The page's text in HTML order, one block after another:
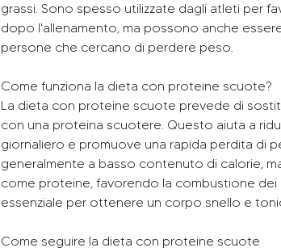
grassi. Sono spesso utilizzate dagli atleti per
dopo l'allenamento, ma possono anche
persone che cercano di perdere peso.
Come funziona la dieta con proteine scuote?
La dieta con proteine scuote prevede di
con una proteina scuotere. Questo aiuta a
giornaliero e promuove una rapida perdita di
generalmente a basso contenuto di calorie,
come proteine, favorendo la combustione dei
essenziale per ottenere un corpo snello e
Come seguire la dieta con proteine scuote